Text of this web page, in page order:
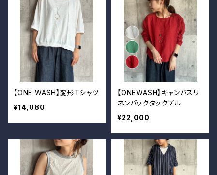
【ONE WASH】変形Tシャツ
¥14,080
【ONEWASH】キャンバスリ
ネンバックタックプル
¥22,000